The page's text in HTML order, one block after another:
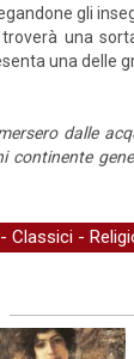
gli
una
una delle
dalle
continente
- Classici -